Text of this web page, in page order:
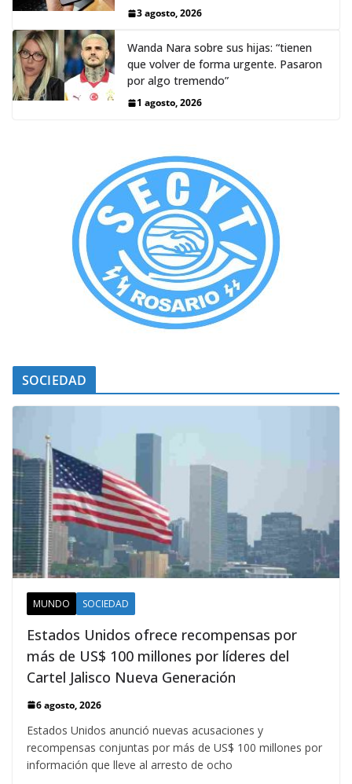
3 agosto, 2026
Wanda Nara sobre sus hijas: “tienen
que volver de forma urgente. Pasaron
por algo tremendo”
1 agosto, 2026
SOCIEDAD
MUNDO SOCIEDAD
Estados Unidos ofrece recompensas por
más de US$ 100 millones por líderes del
Cartel Jalisco Nueva Generación
6 agosto, 2026
Estados Unidos anunció nuevas acusaciones y
recompensas conjuntas por más de US$ 100 millones por
información que lleve al arresto de ocho